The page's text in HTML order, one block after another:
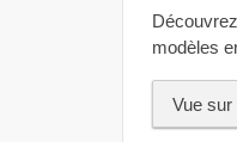
modèles
Vue sur